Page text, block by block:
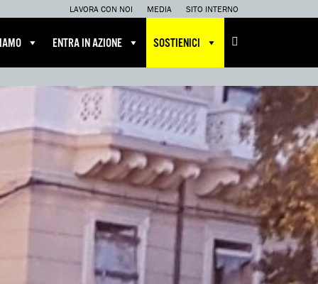
LAVORA CON NOI MEDIA SITO INTERNO
ENTRA IN AZIONE SOSTIENICI